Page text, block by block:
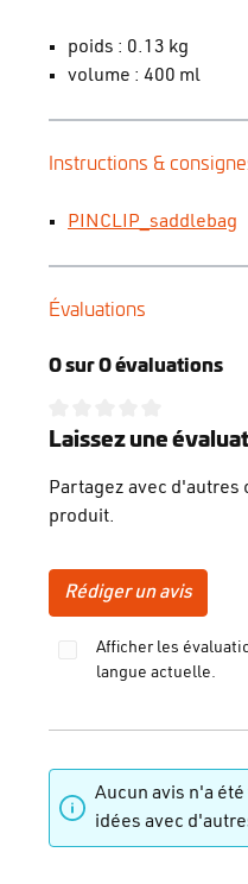
poids : 0.13 kg
volume : 400 ml
Instructions &
PINCLIP_saddlebag
Évaluations
0 sur 0 évaluations
Note moyenne de 0 sur
Laissez une
Partagez avec
produit.
Rédiger un avis
Afficher les
langue actuelle.
Aucun avis n'a
idées avec